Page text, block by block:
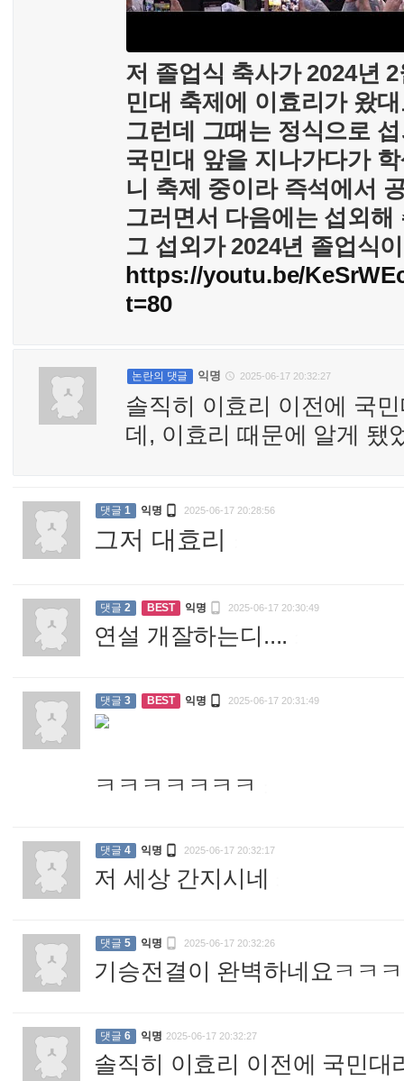
저 졸업식 축사가 2024년
민대 축제에 이효리가 왔
그런데 그때는 정식으로
국민대 앞을 지나가다가
니 축제 중이라 즉석에서
그러면서 다음에는 섭외
그 섭외가 2024년 졸업식
https://youtu.be/
t=80
논란의 댓글 익명  2025-06-17 20:32:27
솔직히 이효리 이전에 국
데, 이효리 때문에 알게 됐
댓글 1 익명  2025-06-17 20:28:56
그저 대효리
댓글 2 BEST 익명  2025-06-17 20:30:49
연설 개잘하는디....
댓글 3 BEST 익명  2025-06-17 20:31:49
ㅋㅋㅋㅋㅋㅋㅋ
댓글 4 익명  2025-06-17 20:32:17
저 세상 간지시네
댓글 5 익명  2025-06-17 20:32:26
기승전결이 완벽하네요ㅋㅋ
댓글 6 익명 2025-06-17 20:32:27
솔직히 이효리 이전에 국민